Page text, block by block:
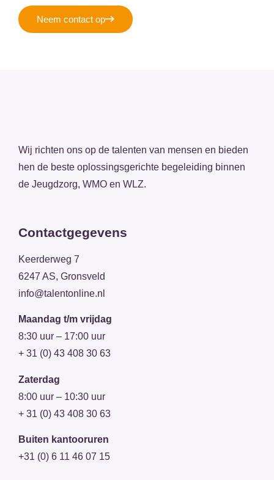
Neem contact op
Wij richten ons op de talenten van mensen en bieden
hen de beste oplossingsgerichte begeleiding binnen
de Jeugdzorg, WMO en WLZ.
Contactgegevens
Keerderweg 7
6247 AS, Gronsveld
info@talentonline.nl
Maandag t/m vrijdag
8:30 uur – 17:00 uur
+ 31 (0) 43 408 30 63
Zaterdag
8:00 uur – 10:30 uur
+ 31 (0) 43 408 30 63
Buiten kantooruren
+31 (0) 6 11 46 07 15